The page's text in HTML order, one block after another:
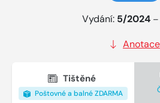
Vydání: 5/2024 –
Anotace
Tištěné
Poštovné a balné ZDARMA